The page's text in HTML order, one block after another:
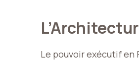
Le pouvoir exécutif en